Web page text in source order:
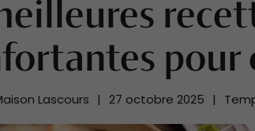
pour
Lascours | 27 octobre 2025 |